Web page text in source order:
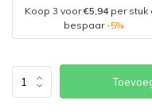
Koop 3 voor€5,94per stuk
bespaar -5%